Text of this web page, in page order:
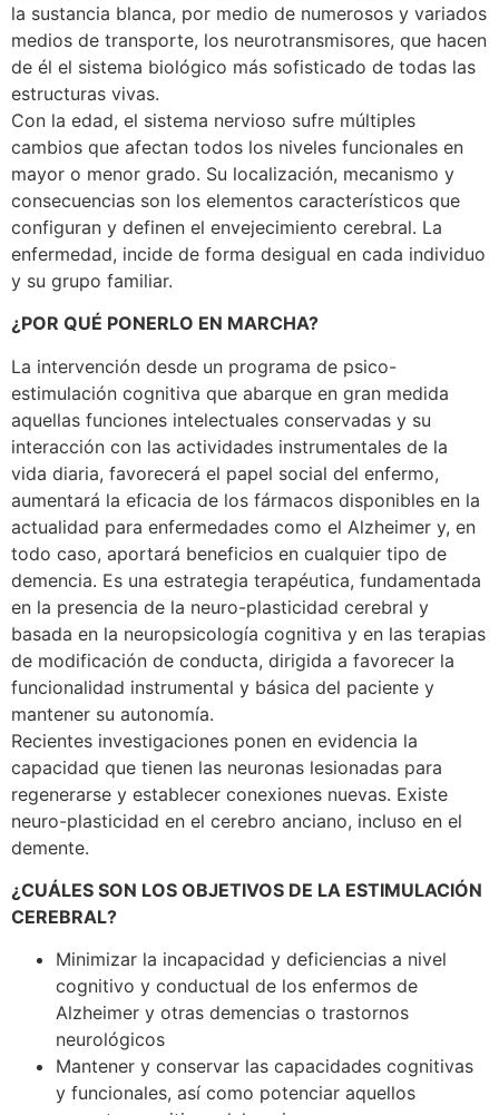
la sustancia blanca, por medio de numerosos y variados
medios de transporte, los neurotransmisores, que hacen
de él el sistema biológico más sofisticado de todas las
estructuras vivas.
Con la edad, el sistema nervioso sufre múltiples
cambios que afectan todos los niveles funcionales en
mayor o menor grado. Su localización, mecanismo y
consecuencias son los elementos característicos que
configuran y definen el envejecimiento cerebral. La
enfermedad, incide de forma desigual en cada individuo
y su grupo familiar.
¿POR QUÉ PONERLO EN MARCHA?
La intervención desde un programa de psico-
estimulación cognitiva que abarque en gran medida
aquellas funciones intelectuales conservadas y su
interacción con las actividades instrumentales de la
vida diaria, favorecerá el papel social del enfermo,
aumentará la eficacia de los fármacos disponibles en la
actualidad para enfermedades como el Alzheimer y, en
todo caso, aportará beneficios en cualquier tipo de
demencia. Es una estrategia terapéutica, fundamentada
en la presencia de la neuro-plasticidad cerebral y
basada en la neuropsicología cognitiva y en las terapias
de modificación de conducta, dirigida a favorecer la
funcionalidad instrumental y básica del paciente y
mantener su autonomía.
Recientes investigaciones ponen en evidencia la
capacidad que tienen las neuronas lesionadas para
regenerarse y establecer conexiones nuevas. Existe
neuro-plasticidad en el cerebro anciano, incluso en el
demente.
¿CUÁLES SON LOS OBJETIVOS DE LA ESTIMULACIÓN
CEREBRAL?
Minimizar la incapacidad y deficiencias a nivel
cognitivo y conductual de los enfermos de
Alzheimer y otras demencias o trastornos
neurológicos
Mantener y conservar las capacidades cognitivas
y funcionales, así como potenciar aquellos